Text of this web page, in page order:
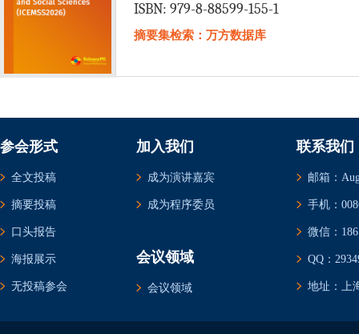
ISBN: 979-8-88599-155-1
摘要集检索：万方数据库
参会形式
全文投稿
摘要投稿
口头报告
海报展示
无投稿参会
加入我们
成为演讲嘉宾
成为程序委员
会议领域
会议领域
联系我们
邮箱：
手机：
微信：
QQ：
地址：上